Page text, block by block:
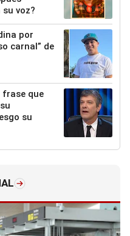
voz?
por
carnal” de
frase que
su